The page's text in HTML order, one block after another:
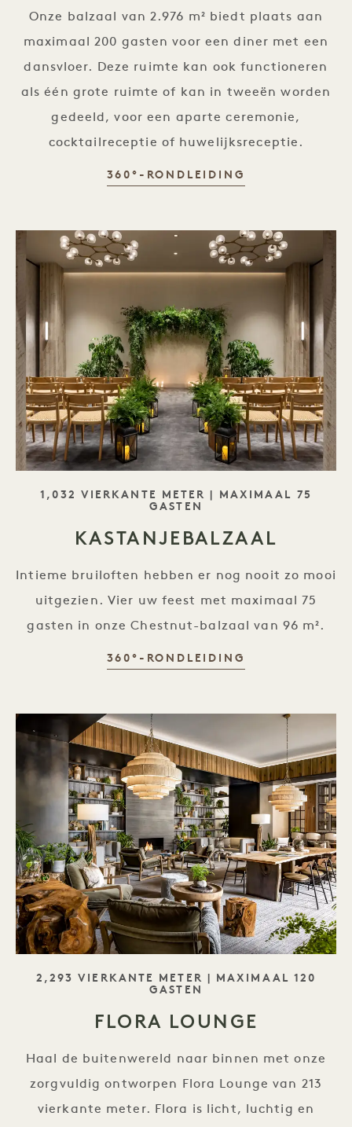
Onze balzaal van 2.976 m² biedt plaats aan
maximaal 200 gasten voor een diner met een
dansvloer. Deze ruimte kan ook functioneren
als één grote ruimte of kan in tweeën worden
gedeeld, voor een aparte ceremonie,
cocktailreceptie of huwelijksreceptie.
360°-RONDLEIDING
SLOGAN
1,032 VIERKANTE METER | MAXIMAAL 75
GASTEN
KASTANJEBALZAAL
Intieme bruiloften hebben er nog nooit zo mooi
uitgezien. Vier uw feest met maximaal 75
gasten in onze Chestnut-balzaal van 96 m².
360°-RONDLEIDING
SLOGAN
2,293 VIERKANTE METER | MAXIMAAL 120
GASTEN
FLORA LOUNGE
Haal de buitenwereld naar binnen met onze
zorgvuldig ontworpen Flora Lounge van 213
vierkante meter. Flora is licht, luchtig en